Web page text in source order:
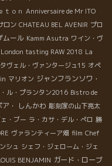
ｔｏｎ Anniversaire de Mr ITO
ロン CHATEAU BEL AVENIR プロ
ムール Kamm Asutra ワイン・ヴ
London tasting RAW 2018 La
タヴェル・ヴァンタージュ15 オペ
マリオン ジャンフランソワ・
ル・プランタン2016 Bistro de
ア・ しんかわ 彫刻家の山下亮太
・ブー ラ・カサ・デル・ぺロ 勝
ヴァランティーア畑 film Chef
シュ シェフ・ジェローム・ジェ
BENJAMIN ガード・ローブ